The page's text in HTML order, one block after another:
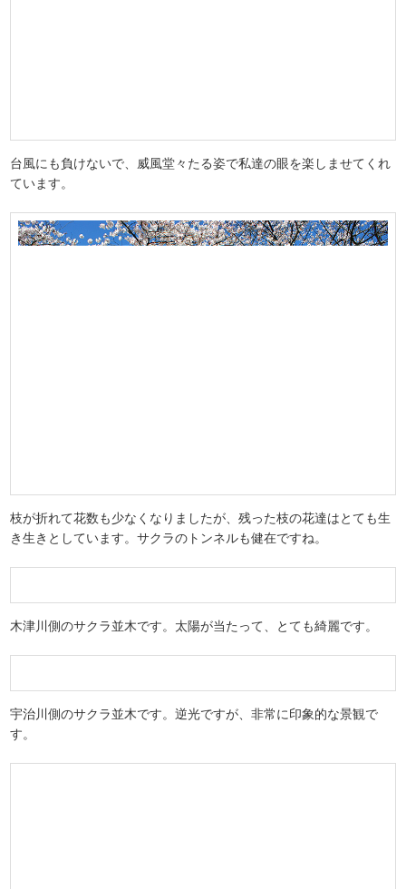
台風にも負けないで、威風堂々たる姿で私達の眼を楽しませてくれ
ています。
枝が折れて花数も少なくなりましたが、残った枝の花達はとても生
き生きとしています。サクラのトンネルも健在ですね。